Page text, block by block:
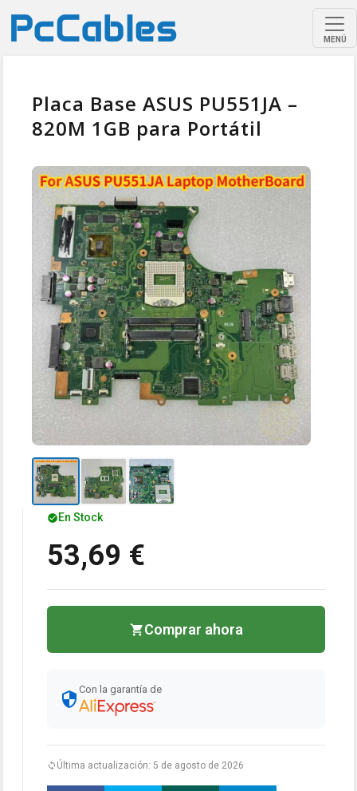
MENÚ
Placa Base ASUS PU551JA –
820M 1GB para Portátil
En Stock
53,69 €
Comprar ahora
Con la garantía de
Última actualización: 5 de agosto de 2026